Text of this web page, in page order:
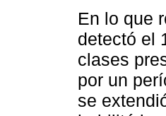
En lo que
detectó el
clases
por un
se